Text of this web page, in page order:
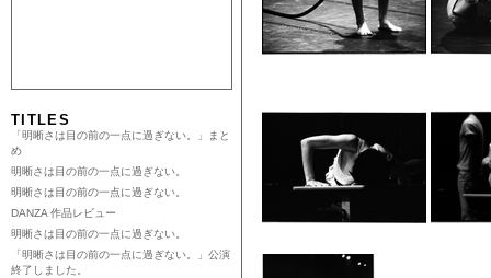
TITLES
「明晰さは目の前の一点に過ぎない。」まと
め
明晰さは目の前の一点に過ぎない。
明晰さは目の前の一点に過ぎない。
DANZA 作品レビュー
明晰さは目の前の一点に過ぎない。
「明晰さは目の前の一点に過ぎない。」公演
終了しました。